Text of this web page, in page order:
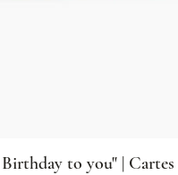
to you" | Cartes